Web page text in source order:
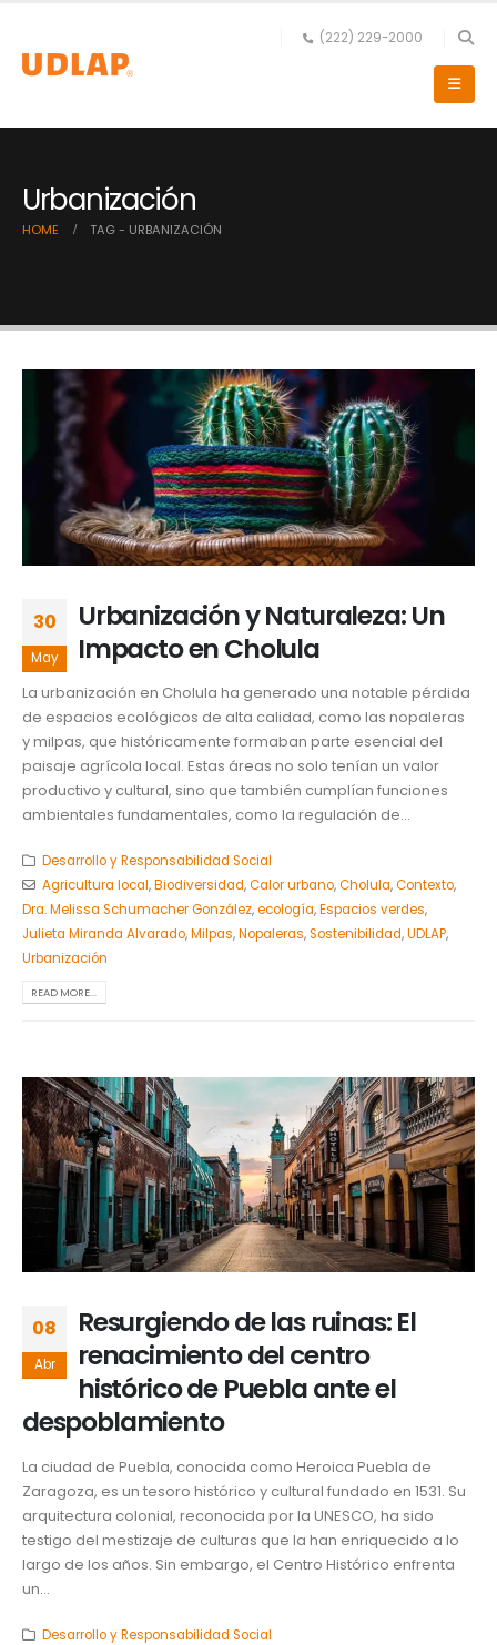
(222) 229-2000
Urbanización
HOME TAG - URBANIZACIÓN
30
May
Urbanización y Naturaleza: Un
Impacto en Cholula
La urbanización en Cholula ha generado una notable pérdida
de espacios ecológicos de alta calidad, como las nopaleras
y milpas, que históricamente formaban parte esencial del
paisaje agrícola local. Estas áreas no solo tenían un valor
productivo y cultural, sino que también cumplían funciones
ambientales fundamentales, como la regulación de...
Desarrollo y Responsabilidad Social
Agricultura local,Biodiversidad,Calor urbano,Cholula,Contexto,
Dra. Melissa Schumacher González,ecología,Espacios verdes,
Julieta Miranda Alvarado,Milpas,Nopaleras,Sostenibilidad,UDLAP,
Urbanización
READ MORE...
08
Abr
Resurgiendo de las ruinas: El
renacimiento del centro
histórico de Puebla ante el
despoblamiento
La ciudad de Puebla, conocida como Heroica Puebla de
Zaragoza, es un tesoro histórico y cultural fundado en 1531. Su
arquitectura colonial, reconocida por la UNESCO, ha sido
testigo del mestizaje de culturas que la han enriquecido a lo
largo de los años. Sin embargo, el Centro Histórico enfrenta
un...
Desarrollo y Responsabilidad Social